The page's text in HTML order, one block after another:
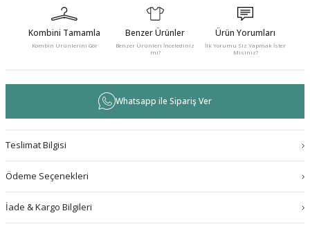
Kombini Tamamla
Kombin Ürünlerini Gör
Benzer Ürünler
Benzer Ürünleri İncelediniz
mi?
Ürün Yorumları
İlk Yorumu Siz Yapmak İster
Misiniz?
Whatsapp ile Sipariş Ver
Teslimat Bilgisi
Ödeme Seçenekleri
İade & Kargo Bilgileri